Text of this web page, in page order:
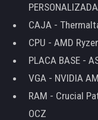
PERSONALIZADA
CAJA -
CPU - AMD
PLACA BASE -
VGA - NVIDIA
RAM - Crucial
OCZ